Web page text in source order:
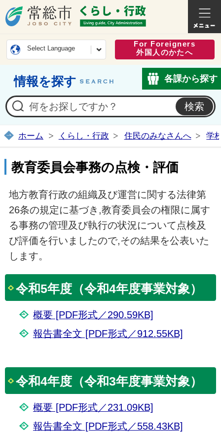
常総市公式ホームページ
くらし
Select Language
For Foreigners
外国人のかたへ
情報を探す 各課から探す
ホーム くらし・行政 住民のみなさんへ 学
教育委員会事務の点検・評価
地方教育行政の組織及び運営に関する法律第
26条の規定に基づき,教育委員会の権限に属す
る事務の管理及び執行の状況について点検及
び評価を行いましたので,その結果を公表いた
します。
令和5年度（令和4年度事業対象）
概要 [PDF形式／290.59KB]
報告書全文 [PDF形式／912.55KB]
令和4年度（令和3年度事業対象）
概要 [PDF形式／231.09KB]
報告書全文 [PDF形式／558.43KB]